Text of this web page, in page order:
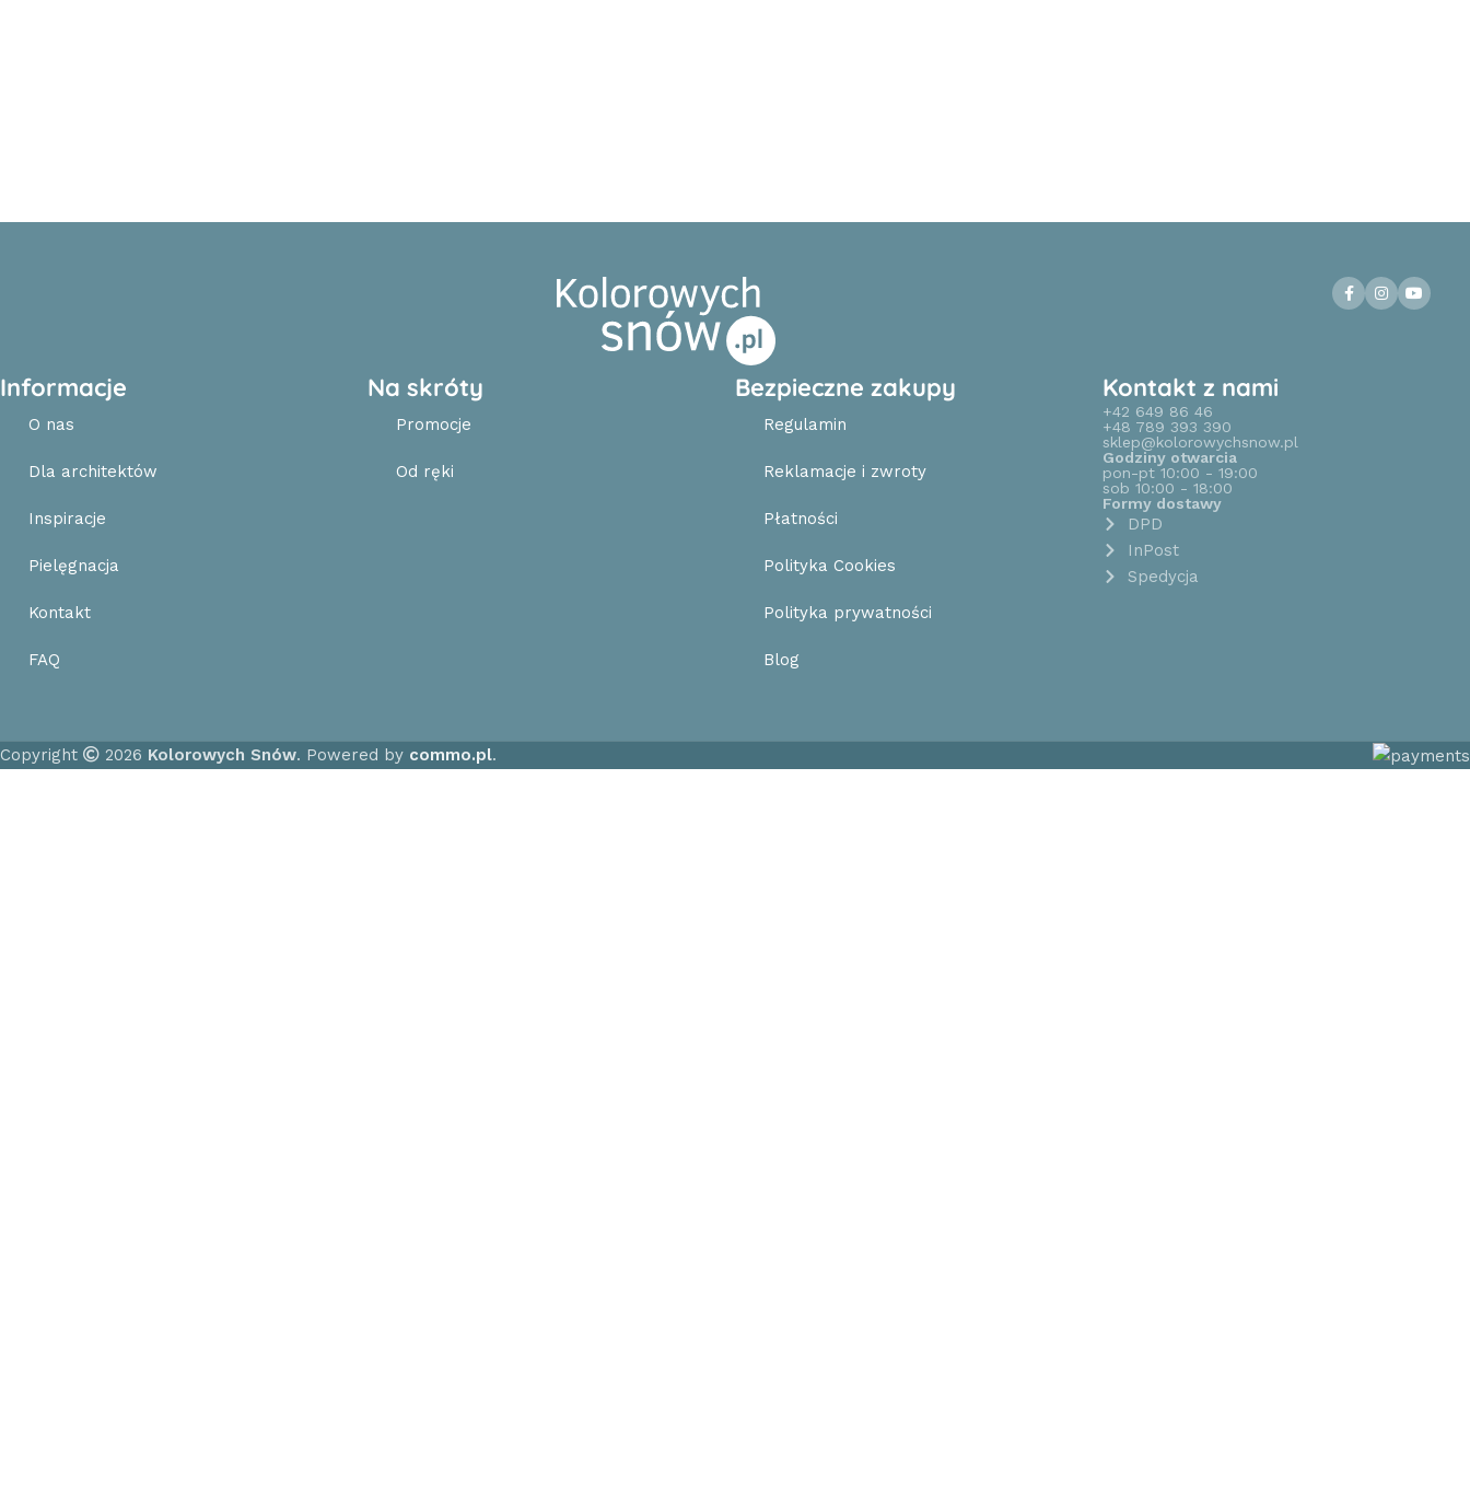
Informacje
O nas
Dla architektów
Inspiracje
Pielęgnacja
Kontakt
FAQ
Na skróty
Promocje
Od ręki
Bezpieczne zakupy
Regulamin
Reklamacje i zwroty
Płatności
Polityka Cookies
Polityka prywatności
Blog
Kontakt z nami
+42 649 86 46
+48 789 393 390
sklep@kolorowychsnow.pl
Godziny otwarcia
pon-pt 10:00 - 19:00
sob 10:00 - 18:00
Formy dostawy
DPD
InPost
Spedycja
Copyright 2026 Kolorowych Snów. Powered by commo.pl.